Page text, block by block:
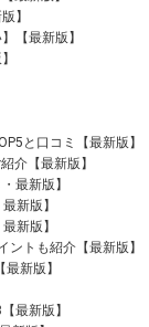
】
【最新版】
と口コミ【最新版】
介【最新版】
最新版】
新版】
新版】
トも紹介【最新版】
新版】
最新版】